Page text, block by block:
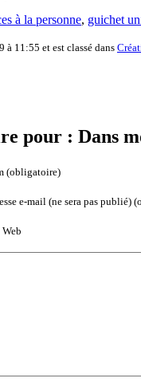
à la personne, guichet
11:55 et est classé dans
pour : Dans
(obligatoire)
e-mail (ne sera pas publié)